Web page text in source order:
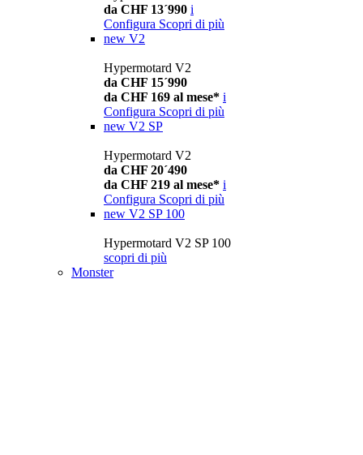
da CHF 13´990 i
Configura Scopri di più
new V2
Hypermotard V2
da CHF 15´990
da CHF 169 al mese* i
Configura Scopri di più
new V2 SP
Hypermotard V2
da CHF 20´490
da CHF 219 al mese* i
Configura Scopri di più
new V2 SP 100
Hypermotard V2 SP 100
scopri di più
Monster